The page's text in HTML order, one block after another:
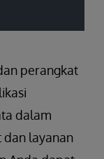
perangkat
dalam
dan layanan